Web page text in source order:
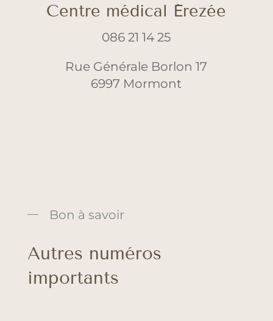
Centre médical Érezée
086 21 14 25
Rue Générale Borlon 17
6997 Mormont
Bon à savoir
Autres numéros
importants